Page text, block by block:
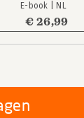
E-book | NL
€ 26,99